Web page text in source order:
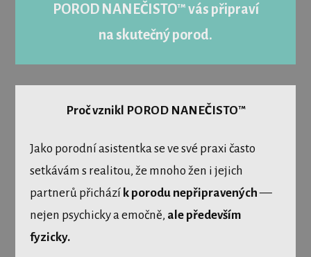
POROD NANEČISTO™ vás připraví
na skutečný porod.
Proč vznikl POROD NANEČISTO™
Jako porodní asistentka se ve své praxi často
setkávám s realitou, že mnoho žen i jejich
partnerů přichází k porodu nepřipravených—
nejen psychicky a emočně, ale především
fyzicky.